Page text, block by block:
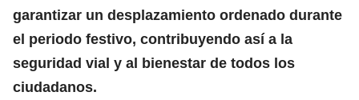
garantizar un desplazamiento ordenado durante
el periodo festivo, contribuyendo así a la
seguridad vial y al bienestar de todos los
ciudadanos.